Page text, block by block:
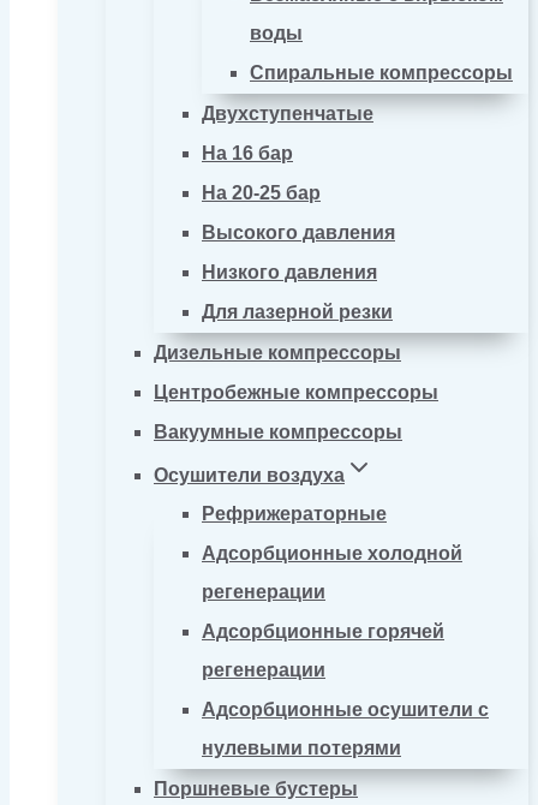
воды
Спиральные компрессоры
Двухступенчатые
На 16 бар
На 20-25 бар
Высокого давления
Низкого давления
Для лазерной резки
Дизельные компрессоры
Центробежные компрессоры
Вакуумные компрессоры
Осушители воздуха
Рефрижераторные
Адсорбционные холодной
регенерации
Адсорбционные горячей
регенерации
Адсорбционные осушители с
нулевыми потерями
Поршневые бустеры